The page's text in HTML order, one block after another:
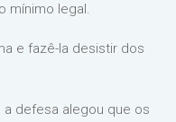
mínimo legal.
e fazê-la desistir dos
a defesa alegou que os